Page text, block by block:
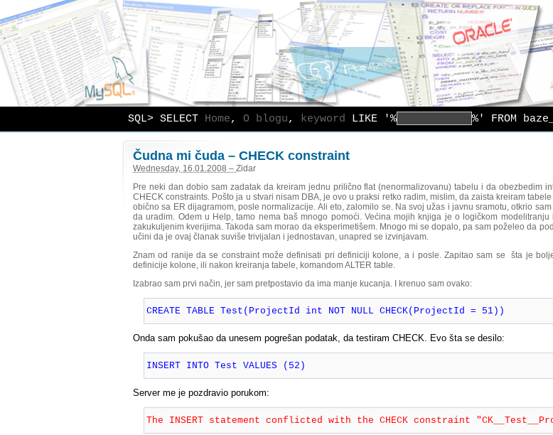
SQL> SELECT Home, O blogu, keyword LIKE '% %' FROM
Čudna mi čuda – CHECK constraint
Wednesday, 16.01.2008 – Zidar
Pre neki dan dobio sam zadatak da kreiram jednu prilično flat (nenormalizovanu) tabelu i da obezbedim
CHECK constraints. Pošto ja u stvari nisam DBA, je ovo u praksi retko radim, mislim, da zaista kreiram
obično sa ER dijagramom, posle normalizacije. Ali eto, zalomilo se. Na svoj užas i javnu sramotu, otkrio
da uradim. Odem u Help, tamo nema baš mnogo pomoći. Većina mojih knjiga je o logičkom
zakukuljenim kverijima. Takoda sam morao da eksperimetišem. Mnogo mi se dopalo, pa sam poželeo da
učini da je ovaj članak suviše trivijalan i jednostavan, unapred se izvinjavam.
Znam od ranije da se constraint može definisati pri definiciji kolone, a i posle. Zapitao sam se šta je
definicije kolone, ili nakon kreiranja tabele, komandom ALTER table.
Izabrao sam prvi način, jer sam pretpostavio da ima manje kucanja. I krenuo sam ovako:
CREATE TABLE Test(ProjectId int NOT NULL CHECK(ProjectId = 51))
Onda sam pokušao da unesem pogrešan podatak, da testiram CHECK. Evo šta se desilo:
INSERT INTO Test VALUES (52)
Server me je pozdravio porukom:
The INSERT statement conflicted with the CHECK constraint